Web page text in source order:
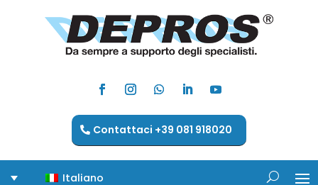
Contattaci +39 081 918020
Italiano